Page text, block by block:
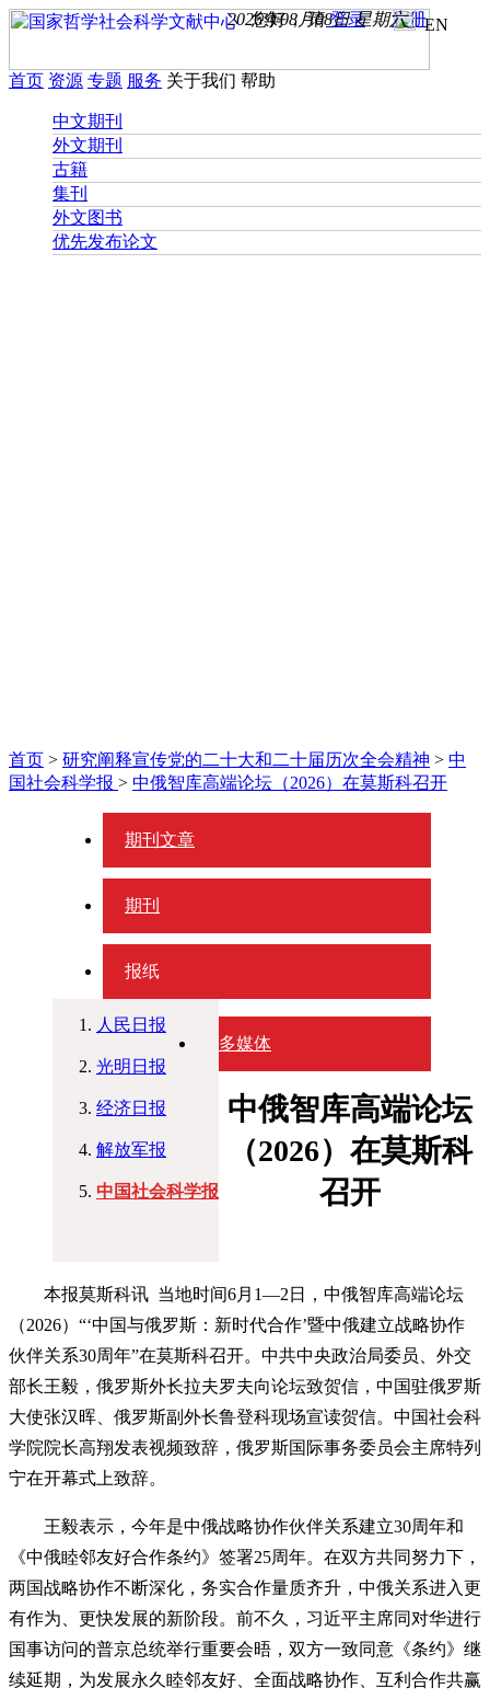
您好， 请登录 注册EN
2026年08月08日 星期六
首页 资源 专题 服务 关于我们 帮助
中文期刊
外文期刊
古籍
集刊
外文图书
优先发布论文
首页 > 研究阐释宣传党的二十大和二十届历次全会精神 > 中
国社会科学报 > 中俄智库高端论坛（2026）在莫斯科召开
期刊文章
期刊
报纸
人民日报
光明日报
经济日报
解放军报
中国社会科学报
多媒体
中俄智库高端论坛
（2026）在莫斯科
召开
本报莫斯科讯 当地时间6月1—2日，中俄智库高端论坛
（2026）“‘中国与俄罗斯：新时代合作’暨中俄建立战略协作
伙伴关系30周年”在莫斯科召开。中共中央政治局委员、外交
部长王毅，俄罗斯外长拉夫罗夫向论坛致贺信，中国驻俄罗斯
大使张汉晖、俄罗斯副外长鲁登科现场宣读贺信。中国社会科
学院院长高翔发表视频致辞，俄罗斯国际事务委员会主席特列
宁在开幕式上致辞。
王毅表示，今年是中俄战略协作伙伴关系建立30周年和
《中俄睦邻友好合作条约》签署25周年。在双方共同努力下，
两国战略协作不断深化，务实合作量质齐升，中俄关系进入更
有作为、更快发展的新阶段。前不久，习近平主席同对华进行
国事访问的普京总统举行重要会晤，双方一致同意《条约》继
续延期，为发展永久睦邻友好、全面战略协作、互利合作共赢